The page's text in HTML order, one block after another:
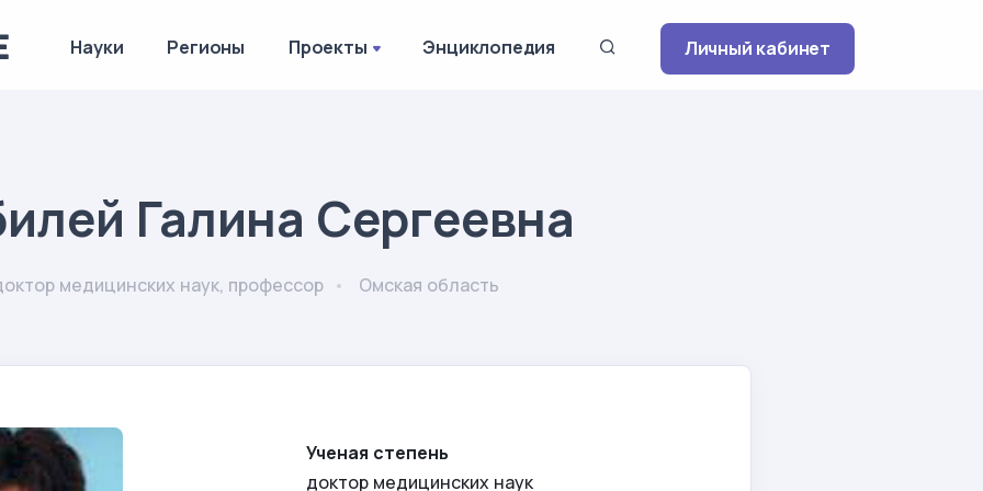
Науки Регионы Проекты Энциклопедия Личный кабинет
Галина Сергеевна
медицинских наук, профессор Омская область
Ученая степень
доктор медицинских наук